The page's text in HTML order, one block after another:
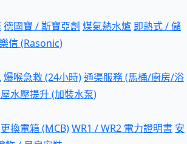
德國寶 / 斯寶亞創 煤氣熱水爐 即熱式 / 儲
信 (Rasonic)
爆喉急救 (24小時)通渠服務 (馬桶/廚房/浴
水壓提升 (加裝水泵)
更換電箱 (MCB)WR1 / WR2 電力證明書 安